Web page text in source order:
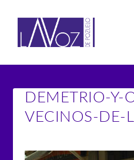
DEMETRIO-Y-
VECINOS-DE-